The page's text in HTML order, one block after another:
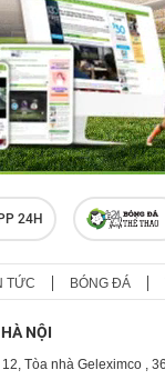
24H
TỨC BÓNG ĐÁ
NỘI
Tòa nhà Geleximco ,